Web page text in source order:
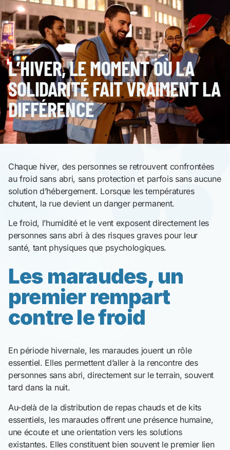
L’HIVER, LE MOMENT OÙ LA
SOLIDARITÉ FAIT VRAIMENT LA
DIFFÉRENCE
Chaque hiver, des personnes se retrouvent confrontées
au froid sans abri, sans protection et parfois sans aucune
solution d’hébergement. Lorsque les températures
chutent, la rue devient un danger permanent.
Le froid, l’humidité et le vent exposent directement les
personnes sans abri à des risques graves pour leur
santé, tant physiques que psychologiques.
Les maraudes, un
premier rempart
contre le froid
En période hivernale, les maraudes jouent un rôle
essentiel. Elles permettent d’aller à la rencontre des
personnes sans abri, directement sur le terrain, souvent
tard dans la nuit.
Au-delà de la distribution de repas chauds et de kits
essentiels, les maraudes offrent une présence humaine,
une écoute et une orientation vers les solutions
existantes. Elles constituent bien souvent le premier lien